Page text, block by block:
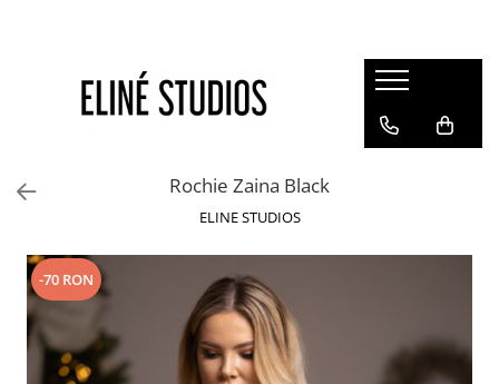
Best Sellers
Rochii
Pantaloni
Fuste
Topuri
Seturi
Rochie Zaina Black
ELINE STUDIOS
-70 RON